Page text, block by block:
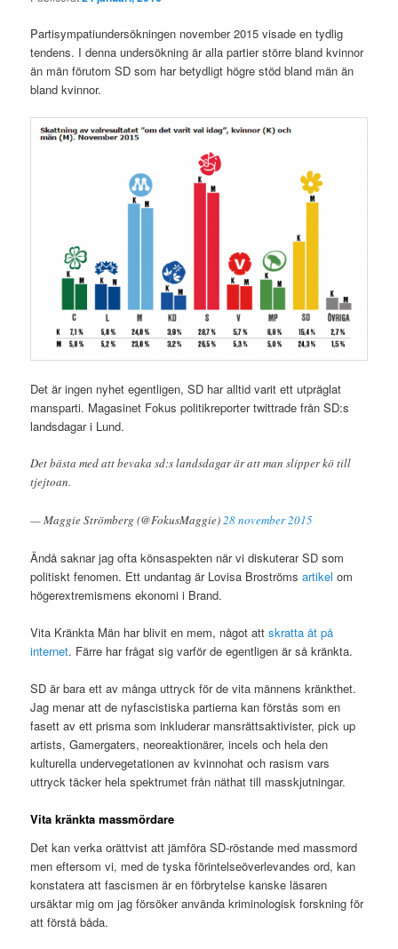
Partisympatiundersökningen november 2015 visade en tydlig
tendens. I denna undersökning är alla partier större bland kvinnor
än män förutom SD som har betydligt högre stöd bland män än
bland kvinnor.
Det är ingen nyhet egentligen, SD har alltid varit ett utpräglat
mansparti. Magasinet Fokus politikreporter twittrade från SD:s
landsdagar i Lund.
Det bästa med att bevaka sd:s landsdagar är att man slipper kö till
tjejtoan.
— Maggie Strömberg (@FokusMaggie) 28 november 2015
Ändå saknar jag ofta könsaspekten när vi diskuterar SD som
politiskt fenomen. Ett undantag är Lovisa Broströmsartikel om
högerextremismens ekonomi i Brand.
Vita Kränkta Män har blivit en mem, något attskratta åt på
internet. Färre har frågat sig varför de egentligen är så kränkta.
SD är bara ett av många uttryck för de vita männens kränkthet.
Jag menar att de nyfascistiska partierna kan förstås som en
fasett av ett prisma som inkluderar mansrättsaktivister, pick up
artists, Gamergaters, neoreaktionärer, incels och hela den
kulturella undervegetationen av kvinnohat och rasism vars
uttryck täcker hela spektrumet från näthat till masskjutningar.
Vita kränkta massmördare
Det kan verka orättvist att jämföra SD-röstande med massmord
men eftersom vi, med de tyska förintelseöverlevandes ord, kan
konstatera att fascismen är en förbrytelse kanske läsaren
ursäktar mig om jag försöker använda kriminologisk forskning för
att förstå båda.